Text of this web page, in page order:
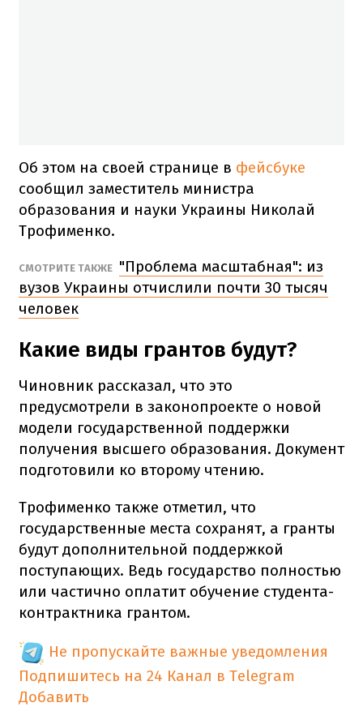
Об этом на своей странице в фейсбуке
сообщил заместитель министра
образования и науки Украины Николай
Трофименко.
СМОТРИТЕ ТАКЖЕ "Проблема масштабная": из
вузов Украины отчислили почти 30 тысяч
человек
Какие виды грантов будут?
Чиновник рассказал, что это
предусмотрели в законопроекте о новой
модели государственной поддержки
получения высшего образования. Документ
подготовили ко второму чтению.
Трофименко также отметил, что
государственные места сохранят, а гранты
будут дополнительной поддержкой
поступающих. Ведь государство полностью
или частично оплатит обучение студента-
контрактника грантом.
Не пропускайте важные уведомления
Подпишитесь на 24 Канал в Telegram
Добавить